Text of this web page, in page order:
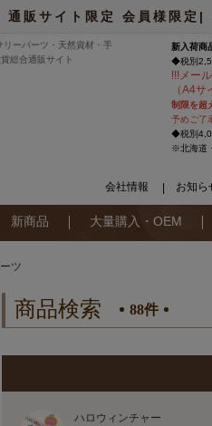
通販サイト限定 会員様限
ーパーツ・天然資材・手
総合通販サイト
新入荷商
◆税別
!!!メー
（A4
制限を超
予めご了
◆税別
※北海道
会社情報 お知ら
新商品 大量購入・OEM
ツ
商品検索 88件
ハロウィンチャー